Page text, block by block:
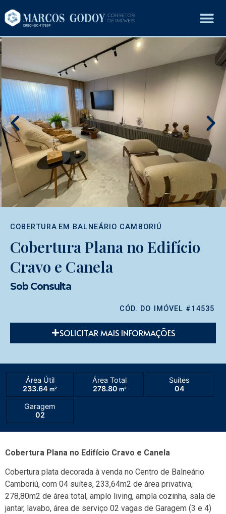
COBERTURA EM BALNEÁRIO CAMBORIÚ
Cobertura Plana no Edifício
Cravo e Canela
Sob Consulta
CÓD. DO IMÓVEL #14535
SOLICITAR MAIS INFORMAÇÕES
Área Útil
233.64 m²
Área Total
278.80 m²
Suítes
04
Garagem
02
Cobertura Plana no Edifício Cravo e Canela
Cobertura plata decorada à venda no Centro de Balneário
Camboriú, com 04 suítes, 233,64m2 de área privativa,
278,80m2 de área total, amplo living, ampla cozinha, sala de
jantar, lavabo, área de serviço 02 vagas de Garagem (3 e 4)